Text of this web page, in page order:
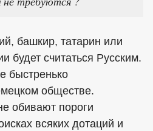
башкир, татарин или
будет считаться Русским.
быстренько
обществе.
обивают пороги
всяких дотаций и